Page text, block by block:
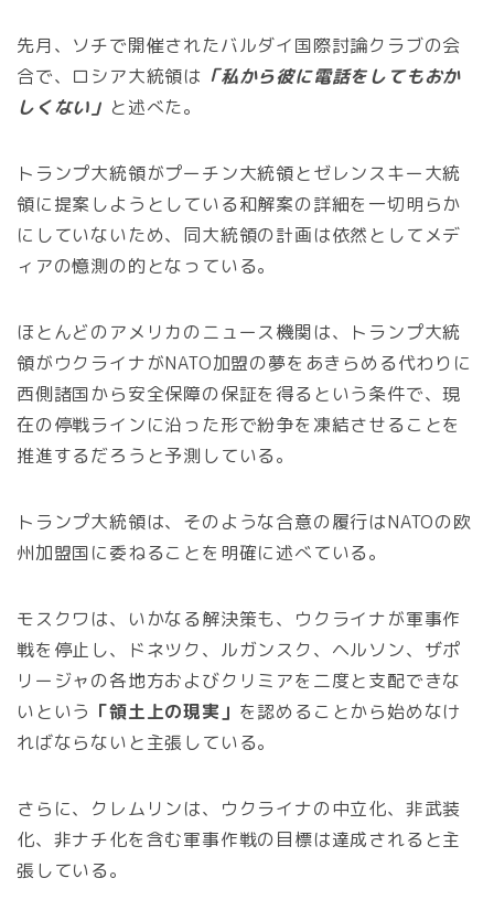
先月、ソチで開催されたバルダイ国際討論クラブの会
合で、ロシア大統領は 「私から彼に電話をしてもおか
しくない」 と述べた。
トランプ大統領がプーチン大統領とゼレンスキー大統
領に提案しようとしている和解案の詳細を一切明らか
にしていないため、同大統領の計画は依然としてメデ
ィアの憶測の的となっている。
ほとんどのアメリカのニュース機関は、トランプ大統
領がウクライナがNATO加盟の夢をあきらめる代わりに
西側諸国から安全保障の保証を得るという条件で、現
在の停戦ラインに沿った形で紛争を凍結させることを
推進するだろうと予測している。
トランプ大統領は、そのような合意の履行はNATOの欧
州加盟国に委ねることを明確に述べている。
モスクワは、いかなる解決策も、ウクライナが軍事作
戦を停止し、ドネツク、ルガンスク、ヘルソン、ザポ
リージャの各地方およびクリミアを二度と支配できな
いという 「領土上の現実」 を認めることから始めなけ
ればならないと主張している。
さらに、クレムリンは、ウクライナの中立化、非武装
化、非ナチ化を含む軍事作戦の目標は達成されると主
張している。